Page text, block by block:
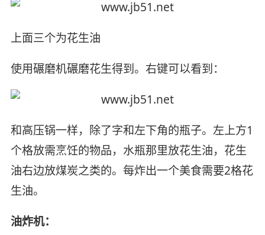
上面三个为花生油
使用碾磨机碾磨花生得到。右键可以看到：
和高压锅一样，除了字和左下角的瓶子。左上方1
个格放需烹饪的物品，水瓶那里放花生油，花生
油右边放煤炭之类的。每炸出一个美食需要2格花
生油。
油炸机：